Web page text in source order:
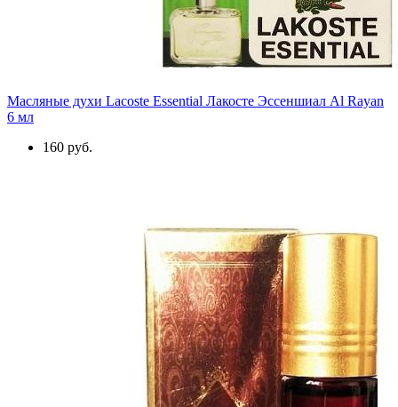
Масляные духи Lacoste Essential Лакосте Эссеншиал Al Rayan
6 мл
160 руб.